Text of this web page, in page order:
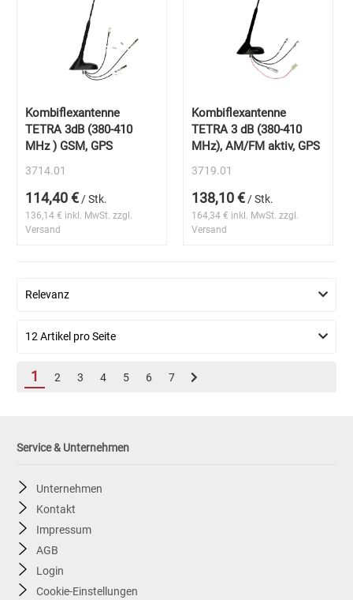
Kombiflexantenne
TETRA 3dB (380-410
MHz ) GSM, GPS
3714.01
114,40 € / Stk.
136,14 € inkl. MwSt. zzgl.
Versand
Kombiflexantenne
TETRA 3 dB (380-410
MHz), AM/FM aktiv, GPS
3719.01
138,10 € / Stk.
164,34 € inkl. MwSt. zzgl.
Versand
1 2 3 4 5 6 7
Service & Unternehmen
Unternehmen
Kontakt
Impressum
AGB
Login
Cookie-Einstellungen